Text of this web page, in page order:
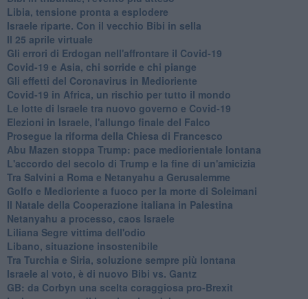
Libia, tensione pronta a esplodere
Israele riparte. Con il vecchio Bibi in sella
Il 25 aprile virtuale
Gli errori di Erdogan nell'affrontare il Covid-19
Covid-19 e Asia, chi sorride e chi piange
Gli effetti del Coronavirus in Medioriente
Covid-19 in Africa, un rischio per tutto il mondo
Le lotte di Israele tra nuovo governo e Covid-19
Elezioni in Israele, l'allungo finale del Falco
Prosegue la riforma della Chiesa di Francesco
Abu Mazen stoppa Trump: pace mediorientale lontana
L'accordo del secolo di Trump e la fine di un'amicizia
Tra Salvini a Roma e Netanyahu a Gerusalemme
Golfo e Medioriente a fuoco per la morte di Soleimani
Il Natale della Cooperazione italiana in Palestina
Netanyahu a processo, caos Israele
Liliana Segre vittima dell'odio
Libano, situazione insostenibile
Tra Turchia e Siria, soluzione sempre più lontana
Israele al voto, è di nuovo Bibi vs. Gantz
GB: da Corbyn una scelta coraggiosa pro-Brexit